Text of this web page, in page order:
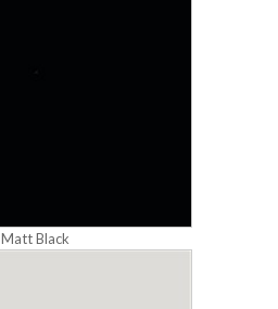
Matt Black